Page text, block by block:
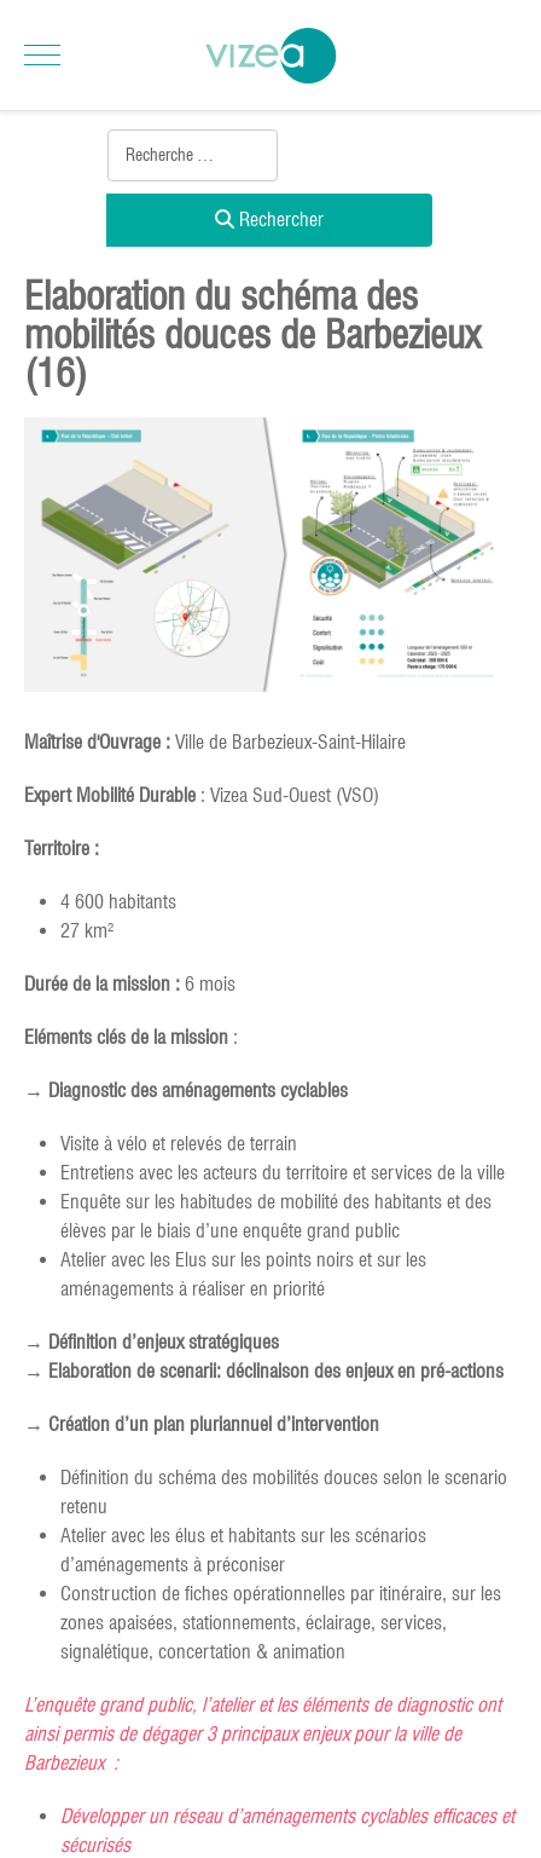
Rechercher
Elaboration du schéma des
mobilités douces de Barbezieux
(16)
Maîtrise d'Ouvrage : Ville de Barbezieux-Saint-Hilaire
Expert Mobilité Durable : Vizea Sud-Ouest (VSO)
Territoire :
4 600 habitants
27 km²
Durée de la mission : 6 mois
Eléments clés de la mission :
→ Diagnostic des aménagements cyclables
Visite à vélo et relevés de terrain
Entretiens avec les acteurs du territoire et services de la ville
Enquête sur les habitudes de mobilité des habitants et des
élèves par le biais d’une enquête grand public
Atelier avec les Elus sur les points noirs et sur les
aménagements à réaliser en priorité
→ Définition d’enjeux stratégiques
→ Elaboration de scenarii: déclinaison des enjeux en pré-actions
→ Création d’un plan pluriannuel d’intervention
Définition du schéma des mobilités douces selon le scenario
retenu
Atelier avec les élus et habitants sur les scénarios
d’aménagements à préconiser
Construction de fiches opérationnelles par itinéraire, sur les
zones apaisées, stationnements, éclairage, services,
signalétique, concertation & animation
L’enquête grand public, l’atelier et les éléments de diagnostic ont
ainsi permis de dégager 3 principaux enjeux pour la ville de
Barbezieux :
Développer un réseau d’aménagements cyclables efficaces et
sécurisés